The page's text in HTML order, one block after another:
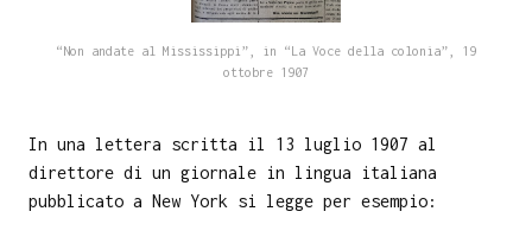
“Non andate al Mississippi”, in “La Voce della colonia”, 19
ottobre 1907
In una lettera scritta il 13 luglio 1907 al
direttore di un giornale in lingua italiana
pubblicato a New York si legge per esempio: